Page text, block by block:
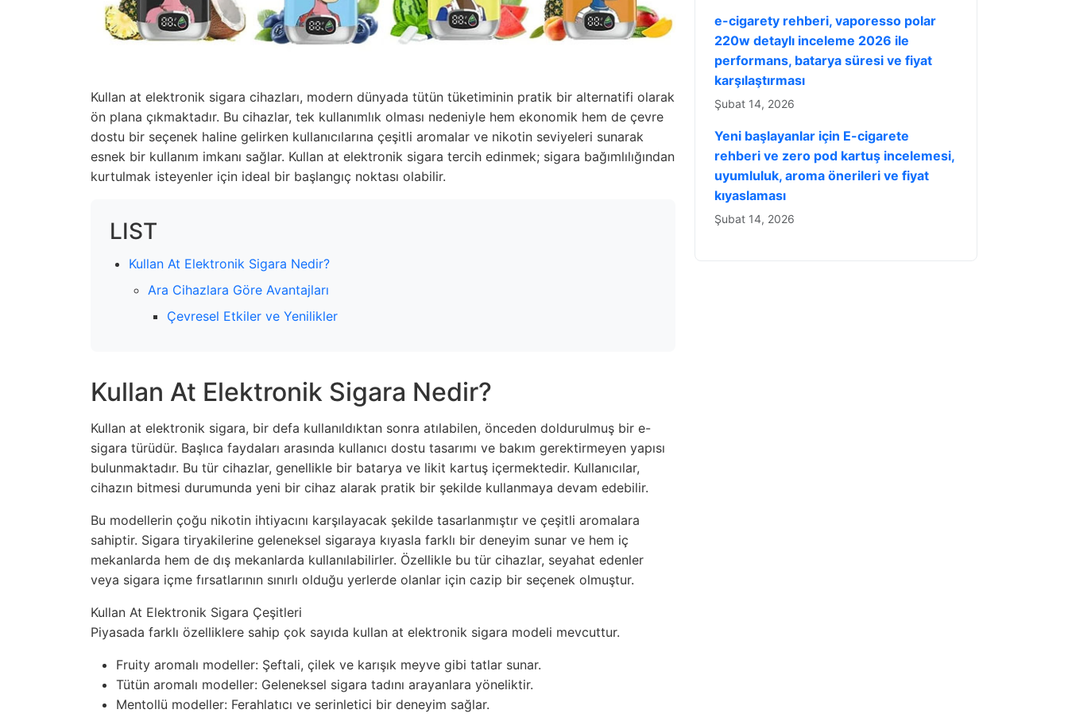
Kullan at elektronik sigara cihazları, modern dünyada tütün tüketiminin pratik bir alternatifi olarak
ön plana çıkmaktadır. Bu cihazlar, tek kullanımlık olması nedeniyle hem ekonomik hem de çevre
dostu bir seçenek haline gelirken kullanıcılarına çeşitli aromalar ve nikotin seviyeleri sunarak
esnek bir kullanım imkanı sağlar. Kullan at elektronik sigara tercih edinmek; sigara bağımlılığından
kurtulmak isteyenler için ideal bir başlangıç noktası olabilir.
LIST
Kullan At Elektronik Sigara Nedir?
Ara Cihazlara Göre Avantajları
Çevresel Etkiler ve Yenilikler
Kullan At Elektronik Sigara Nedir?
Kullan at elektronik sigara, bir defa kullanıldıktan sonra atılabilen, önceden doldurulmuş bir e-
sigara türüdür. Başlıca faydaları arasında kullanıcı dostu tasarımı ve bakım gerektirmeyen yapısı
bulunmaktadır. Bu tür cihazlar, genellikle bir batarya ve likit kartuş içermektedir. Kullanıcılar,
cihazın bitmesi durumunda yeni bir cihaz alarak pratik bir şekilde kullanmaya devam edebilir.
Bu modellerin çoğu nikotin ihtiyacını karşılayacak şekilde tasarlanmıştır ve çeşitli aromalara
sahiptir. Sigara tiryakilerine geleneksel sigaraya kıyasla farklı bir deneyim sunar ve hem iç
mekanlarda hem de dış mekanlarda kullanılabilirler. Özellikle bu tür cihazlar, seyahat edenler
veya sigara içme fırsatlarının sınırlı olduğu yerlerde olanlar için cazip bir seçenek olmuştur.
Kullan At Elektronik Sigara Çeşitleri
Piyasada farklı özelliklere sahip çok sayıda kullan at elektronik sigara modeli mevcuttur.
Fruity aromalı modeller: Şeftali, çilek ve karışık meyve gibi tatlar sunar.
Tütün aromalı modeller: Geleneksel sigara tadını arayanlara yöneliktir.
Mentollü modeller: Ferahlatıcı ve serinletici bir deneyim sağlar.
e-cigarety rehberi, vaporesso polar
220w detaylı inceleme 2026 ile
performans, batarya süresi ve fiyat
karşılaştırması
Şubat 14, 2026
Yeni başlayanlar için E-cigarete
rehberi ve zero pod kartuş incelemesi,
uyumluluk, aroma önerileri ve fiyat
kıyaslaması
Şubat 14, 2026